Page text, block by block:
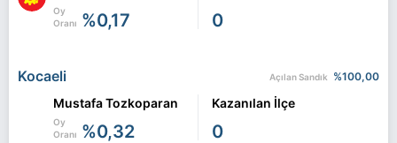
Oy
Oranı %0,17 0
Kocaeli Açılan Sandık %100,00
Mustafa Tozkoparan
Oy
Oranı %0,32
Kazanılan İlçe
0